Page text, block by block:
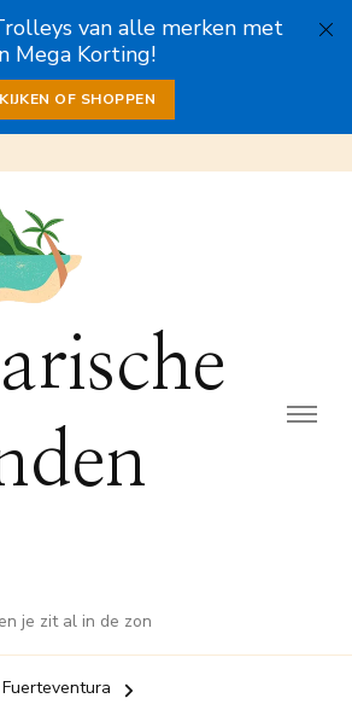
van alle merken met
Mega Korting!
OF SHOPPEN
je zit al in de zon